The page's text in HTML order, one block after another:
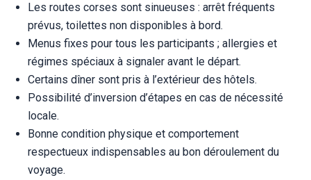
Les routes corses sont sinueuses : arrêt fréquents
prévus, toilettes non disponibles à bord.
Menus fixes pour tous les participants ; allergies et
régimes spéciaux à signaler avant le départ.
Certains dîner sont pris à l’extérieur des hôtels.
Possibilité d’inversion d’étapes en cas de nécessité
locale.
Bonne condition physique et comportement
respectueux indispensables au bon déroulement du
voyage.